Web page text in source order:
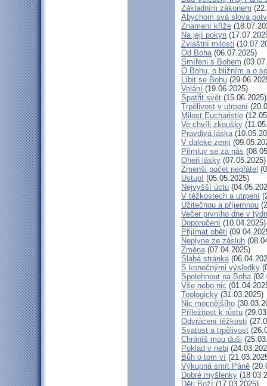
Základním zákonem
Abychom svá slova
Znamení kříže
Na její pokyn
Zvláštní milosti
Od Boha(06.07.2025)
Smířeni s Bohem
O Bohu, o bližním a o
Líbit se Bohu
Volání (19.06.2025)
Spatřit svět (15.06.2025)
Trpělivost v utrpení
Milost Eucharistie
Ve chvíli zkoušky
Pravdivá láska
V daleké zemi
Přimluv se za nás
Oheň lásky (07.05.2025)
Zmenši počet nepřátel
Ustup! (05.05.2025)
Nejvyšší úctu
V těžkostech a utrpení
Užitečnou a příjemnou
Večer prvního dne v
Doporučení (10.04.2025)
Přijímat oběti
Neplyne ze zásluh
Změna(07.04.2025)
Slabá stránka
S konečnými výsledky
Spolehnout na Boha
Vše nebo nic
Teologicky (31.03.2025)
Nic mocnějšího
Příležitost k růstu
Odvrácení těžkostí
Svatost a trpělivost
Chráníš mou duši
Poklad v nebi
Bůh o tom ví
Výkupná smrt Páně
Dobré myšlenky
Děti Boží (17.03.2025)